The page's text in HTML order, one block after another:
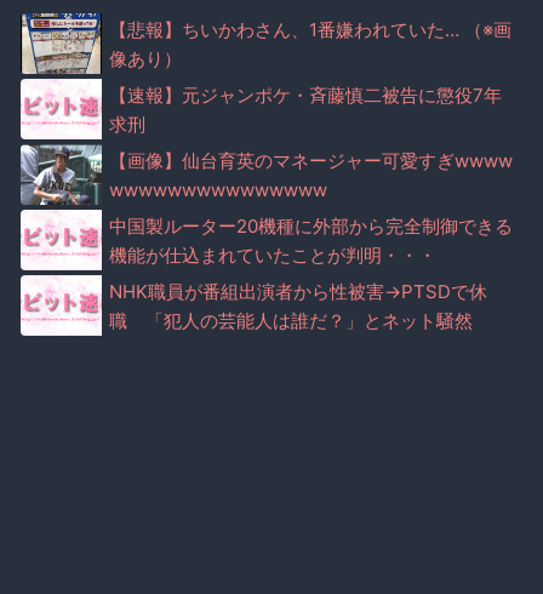
【悲報】ちいかわさん、1番嫌われていた… （※画
像あり）
【速報】元ジャンポケ・斉藤慎二被告に懲役7年
求刑
【画像】仙台育英のマネージャー可愛すぎwwww
wwwwwwwwwwwwwww
中国製ルーター20機種に外部から完全制御できる
機能が仕込まれていたことが判明・・・
NHK職員が番組出演者から性被害→PTSDで休
職 「犯人の芸能人は誰だ？」とネット騒然